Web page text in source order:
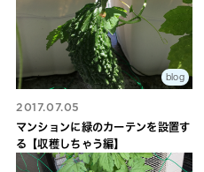
blog
2017.07.05
マンションに緑のカーテンを設置す
る【収穫しちゃう編】